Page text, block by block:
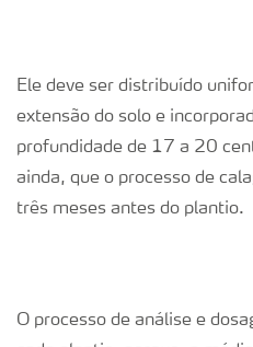
Ele deve ser distribuído
extensão do solo e
profundidade de 17 a 20
ainda, que o processo de
três meses antes do plantio.
O processo de análise e